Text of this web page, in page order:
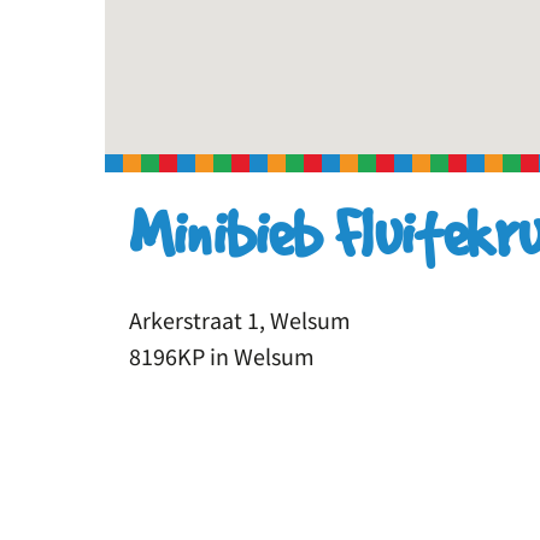
Minibieb
Arkerstraat 1, Welsum
8196KP in Welsum